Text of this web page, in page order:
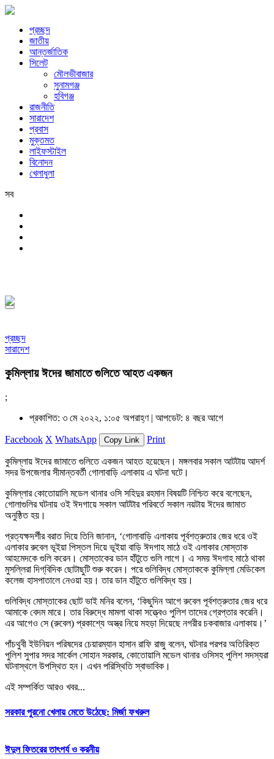
প্রচ্ছদ
জাতীয়
আন্তর্জাতিক
সিলেট
মৌলভীবাজার
সুনামগঞ্জ
হবিগঞ্জ
রাজনীতি
সারাদেশ
প্রবাস
মুক্তমত
লাইফস্টাইল
বিনোদন
খেলাধুলা
সব
প্রচ্ছদ
সারাদেশ
কুমিল্লায় ঈদের জামাতে গুলিতে আহত একজন
;
প্রকাশিত: ৩ মে ২০২২, ১:০৫ অপরাহ্ণ | আপডেট: ৪ বছর আগে
Facebook X WhatsApp Copy Link Print
কুমিল্লায় ঈদের জামাতে গুলিতে একজন আহত হয়েছেন। মঙ্গলবার সকাল আটটায় আদর্শ
সদর উপজেলার সীমান্তবর্তী গোলাবাড়ি এলাকায় এ ঘটনা ঘটে।
কুমিল্লার কোতোয়ালি মডেল থানার ওসি সহিদুর রহমান বিষয়টি নিশ্চিত করে বলেছেন,
গোলাগুলির ঘটনায় ওই ঈদগায়ে সকাল আটটার পরিবর্তে সকাল নয়টায় ঈদের জামাত
অনুষ্ঠিত হয়।
প্রত্যক্ষদর্শীর বরাত দিয়ে তিনি জানান, ‘গোলাবাড়ি এলাকায় পূর্বশত্রুতার জের ধরে ওই
এলাকার রুবেল ভূইয়া পিস্তল দিয়ে ভূইয়া বাড়ি ঈদগাহ মাঠে ওই এলাকার মোস্তাক
আহমেদকে গুলি করেন। মোস্তাকের ডান হাঁটুতে গুলি লাগে। এ সময় ঈদগাহ মাঠে থাকা
মুসল্লিরা দিগ্‌বিদিক ছোটাছুটি শুরু করেন। পরে গুলিবিদ্ধ মোস্তাককে কুমিল্লা মেডিকেল
কলেজ হাসপাতালে নেওয়া হয়। তার ডান হাঁটুতে গুলিবিদ্ধ হয়।
গুলিবিদ্ধ মোস্তাকের ছোট ভাই মনির বলেন, ‘কিছুদিন আগে রুবেল পূর্বশত্রুতার জের ধরে
আমাকে বেদম মারে। তার বিরুদ্ধে মামলা থাকা সত্ত্বেও পুলিশ তাদের গ্রেপ্তার করেনি।
এর আগেও সে (রুবেল) প্রকাশ্যে অস্ত্র নিয়ে মহড়া দিয়েছে নগরীর চকবাজার এলাকায়।’
পাঁচথুবী ইউনিয়ন পরিষদের চেয়ারম্যান হাসান রাফি রাজু বলেন, ঘটনার পরপর অতিরিক্ত
পুলিশ সুপার সদর সার্কেল সোহান সরকার, কোতোয়ালি মডেল থানার ওসিসহ পুলিশ সদস্যরা
ঘটনাস্থলে উপস্থিত হন। এখন পরিস্থিতি স্বাভাবিক।
এই সম্পর্কিত আরও খবর...
সরকার পুরনো খেলায় মেতে উঠেছে: মির্জা ফখরুল
ঈদুল ফিতরের তাৎপর্য ও করনীয়